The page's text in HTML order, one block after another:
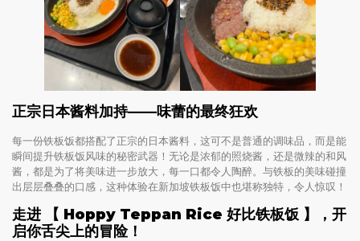
正宗日本酱料加持——味蕾的最终狂欢
每一份铁板饭都搭配了正宗的日本酱料，这可不是普通的调味品，而是能
瞬间提升铁板饭风味的秘密武器！无论是浓郁的照烧酱，还是微辣的和风
酱，都是为了将美味进一步放大，每一口都令人陶醉。与铁板的美味碰撞
出层层叠叠的口感，这种体验在新加坡铁板饭中也堪称独特，令人惊叹！
走进 【 Hoppy Teppan Rice 好比铁板饭 】，开
启你舌尖上的冒险！